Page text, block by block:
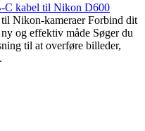
C kabel til Nikon D600
Nikon-kameraer Forbind dit
og effektiv måde Søger du
til at overføre billeder,